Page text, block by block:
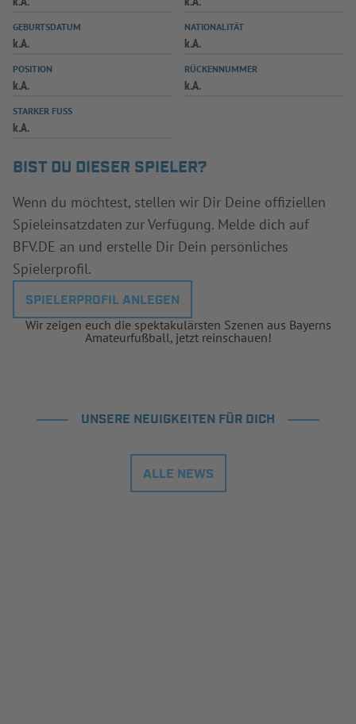
SPIELPLUS
GEBURTSDATUM
k.A.
NATIONALITÄT
k.A.
POSITION
k.A.
RÜCKENNUMMER
k.A.
STARKER FUSS
k.A.
BIST DU DIESER SPIELER?
Wenn du möchtest, stellen wir Dir Deine offiziellen
Spieleinsatzdaten zur Verfügung. Melde dich auf
BFV.DE an und erstelle Dir Dein persönliches
Spielerprofil.
SPIELERPROFIL ANLEGEN
Wir zeigen euch die spektakulärsten Szenen aus Bayerns
Amateurfußball, jetzt reinschauen!
UNSERE NEUIGKEITEN FÜR DICH
ALLE NEWS